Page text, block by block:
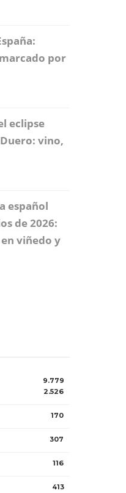
por
eclipse
vino,
español
de 2026:
viñedo y
9.779
2.526
170
307
116
413